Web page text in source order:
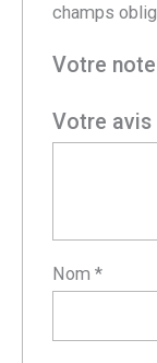
champs
Votre
Votre avis
Nom*